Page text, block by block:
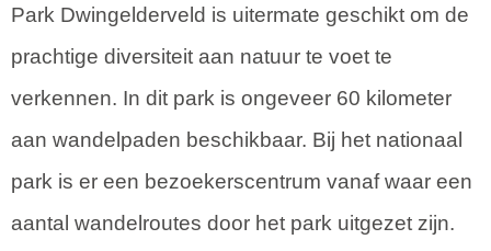
Park Dwingelderveld is uitermate geschikt om de
prachtige diversiteit aan natuur te voet te
verkennen. In dit park is ongeveer 60 kilometer
aan wandelpaden beschikbaar. Bij het nationaal
park is er een bezoekerscentrum vanaf waar een
aantal wandelroutes door het park uitgezet zijn.